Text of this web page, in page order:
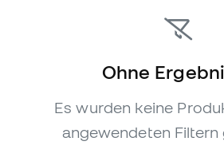
Ohne
Es wurden keine
angewendeten Filtern